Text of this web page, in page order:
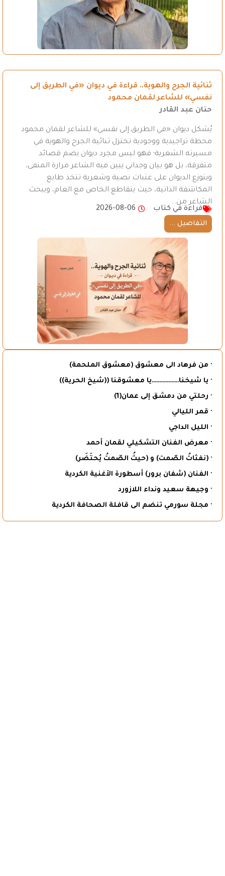
ثنائية الجرح والهوية.. قراءة في ديوان «في الطريق إلى
نفسي» للشاعر لقمان محمود
حنان عبد القادر
يُشكل ديوان «في الطريق إلى نفسي» للشاعر لقمان محمود
محطة تراجيدية ووجودية تختزل ثنائية الجرح والهوية في
مسيرته الشعرية؛ فهو ليس مجرد ديوان يضم قصائد
متفرقة، بل هو بيان وجداني يبين فيه الشاعر مرارة المنفى،
ويتوزع الديوان على عتبات نصية وشعرية تتخذ طابع
المكاشفة الذاتية، حيث يتقاطع الخاص مع العام، ويبحث
الشاعر من…
قراءة في كتاب
2026-08-06
التفاصيل ...
· من فرهاد الى معشوق (معشوق الملحمة)
· يا شيخنا………………يا معشوقنا ((شيخ الحرية))
· رحلتي من دمشق إلى عمان(1)
· قمر الليالي
· الليل الداجي
· معرض الفنان التشكيلي لقمان أحمد
· (نفثاتُ الصّمت) و (حيثُ الصّمتُ يُحتَضَر)
· الفنان (شفان برور) أسطورة الأغنية الكردية
· وجيهة سعيد ونداء اللازورد
· مجلة سورمي تنضم الى قافلة الصحافة الكردية